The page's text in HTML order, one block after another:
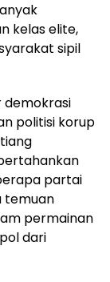
kelas elite,
sipil
demokrasi
politisi korup
partai
temuan
permainan
dari